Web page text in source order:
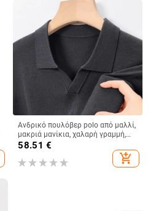
Ανδρικό πουλόβερ polo από μαλλί,
μακριά μανίκια, χαλαρή γραμμή,
γύριστος γιακάς, φθινοπωρινό-
58.51 €
add_shopping_cart